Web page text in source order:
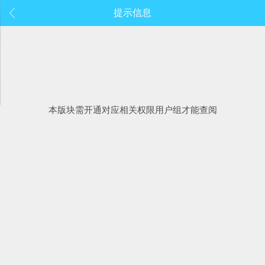
提示信息
本版块需开通对应相关权限用户组才能查阅